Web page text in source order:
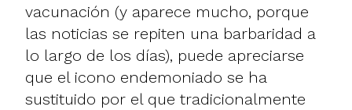
vacunación (y aparece mucho, porque
las noticias se repiten una barbaridad a
lo largo de los días), puede apreciarse
que el icono endemoniado se ha
sustituido por el que tradicionalmente